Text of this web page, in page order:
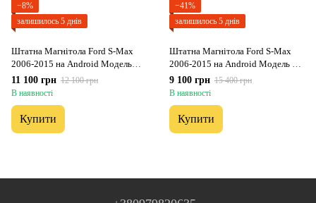
−8%
залишилось 5 днів
Штатна Магнітола Ford S-Max
2006-2015 на Android Модель
ТС10-8octaTop-4G-DSP-CarPlay
11 100 грн 12 100 грн
В наявності
Купити
−41%
залишилось 5 днів
Штатна Магнітола Ford S-Max
2006-2015 на Android Модель FS-
A7-8octa-CarPlay
9 100 грн 15 400 грн
В наявності
Купити